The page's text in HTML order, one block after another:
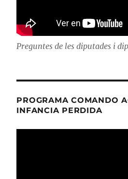
Preguntes de les diputades i
PROGRAMA COMANDO
INFANCIA PERDIDA